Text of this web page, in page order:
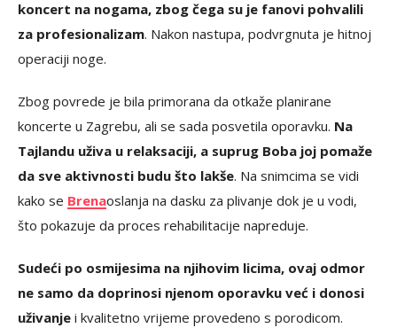
koncert na nogama, zbog čega su je fanovi pohvalili
za profesionalizam. Nakon nastupa, podvrgnuta je hitnoj
operaciji noge.
Zbog povrede je bila primorana da otkaže planirane
koncerte u Zagrebu, ali se sada posvetila oporavku. Na
Tajlandu uživa u relaksaciji, a suprug Boba joj pomaže
da sve aktivnosti budu što lakše. Na snimcima se vidi
kako se Brenaoslanja na dasku za plivanje dok je u vodi,
što pokazuje da proces rehabilitacije napreduje.
Sudeći po osmijesima na njihovim licima, ovaj odmor
ne samo da doprinosi njenom oporavku već i donosi
uživanje i kvalitetno vrijeme provedeno s porodicom.